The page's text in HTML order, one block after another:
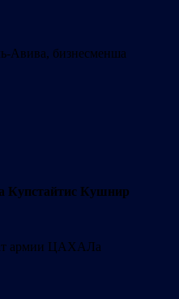
Авива, бизнесменша
Купстайтис Кушнир
армии ЦАХАЛа